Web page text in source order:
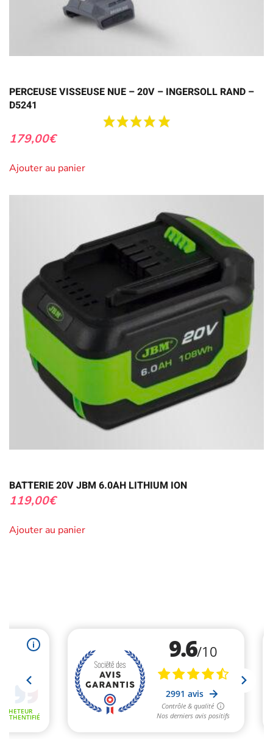
PERCEUSE VISSEUSE NUE – 20V – INGERSOLL RAND –
D5241
179,00€
Ajouter au panier
BATTERIE 20V JBM 6.0AH LITHIUM ION
119,00€
Ajouter au panier